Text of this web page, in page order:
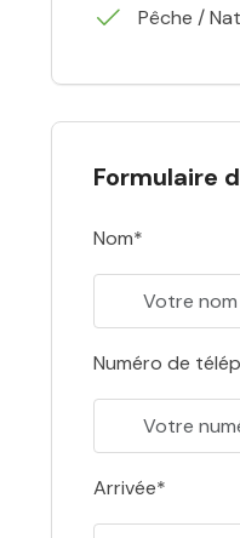
Pêche /
Formulaire
Nom*
Numéro de
Arrivée*